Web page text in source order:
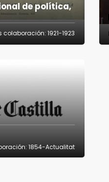
de política,
colaboración: 1921-1923
1854-Actualitat